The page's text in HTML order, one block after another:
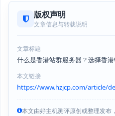
版权声明
文章信息与转载说明
文章标题
什么是香港站群服务器？选择香
本文链接
https://www.hzjcp.com/article/
本文由好主机测评原创或整理发布